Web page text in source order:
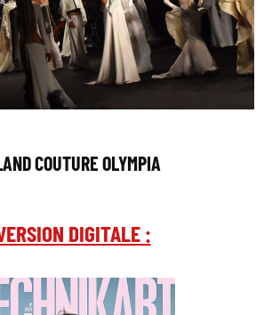
COUTURE OLYMPIA
DIGITALE :